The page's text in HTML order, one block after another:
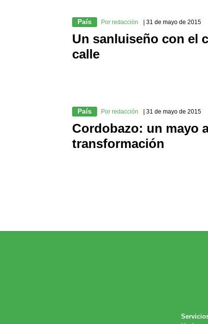
País Por redacción | 31 de mayo de 2015
Un sanluiseño con el
calle
País Por redacción | 31 de mayo de 2015
Cordobazo: un mayo
transformación